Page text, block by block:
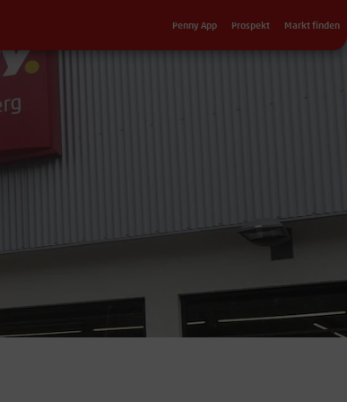
Penny App Prospekt Markt finden